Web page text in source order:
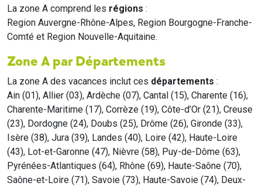
La zone A comprend les régions :
Region Auvergne-Rhône-Alpes, Region Bourgogne-Franche-
Comté et Region Nouvelle-Aquitaine.
Zone A par Départements
La zone A des vacances inclut ces départements :
Ain (01), Allier (03), Ardèche (07), Cantal (15), Charente (16),
Charente-Maritime (17), Corrèze (19), Côte-d’Or (21), Creuse
(23), Dordogne (24), Doubs (25), Drôme (26), Gironde (33),
Isère (38), Jura (39), Landes (40), Loire (42), Haute-Loire
(43), Lot-et-Garonne (47), Nièvre (58), Puy-de-Dôme (63),
Pyrénées-Atlantiques (64), Rhône (69), Haute-Saône (70),
Saône-et-Loire (71), Savoie (73), Haute-Savoie (74), Deux-